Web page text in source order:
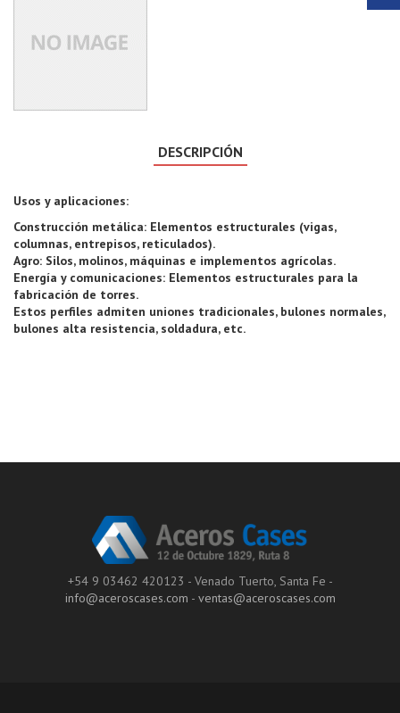
DESCRIPCIÓN
Usos y aplicaciones:
Construcción metálica: Elementos estructurales (vigas,
columnas, entrepisos, reticulados).
Agro: Silos, molinos, máquinas e implementos agrícolas.
Energía y comunicaciones: Elementos estructurales para la
fabricación de torres.
Estos perfiles admiten uniones tradicionales, bulones normales,
bulones alta resistencia, soldadura, etc.
+54 9 03462 420123 - Venado Tuerto, Santa Fe -
info@aceroscases.com - ventas@aceroscases.com